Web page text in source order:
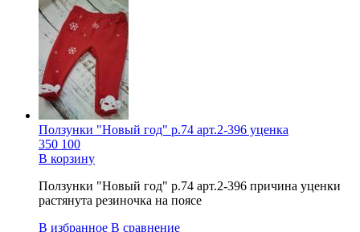
Ползунки "Новый год" р.74 арт.2-396 уценка
350 100
В корзину
Ползунки "Новый год" р.74 арт.2-396 причина уценки
растянута резиночка на поясе
В избранное В сравнение